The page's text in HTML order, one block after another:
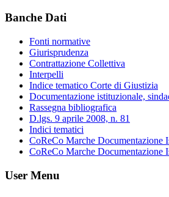
Banche Dati
Fonti normative
Giurisprudenza
Contrattazione Collettiva
Interpelli
Indice tematico Corte di Giustizia
Documentazione istituzionale,
Rassegna bibliografica
D.lgs. 9 aprile 2008, n. 81
Indici tematici
CoReCo Marche Documentazione
CoReCo Marche Documentazione
User Menu